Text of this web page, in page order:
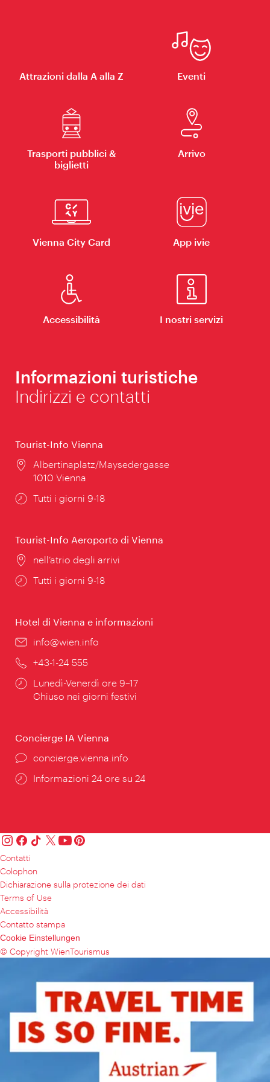
Attrazioni dalla A alla Z Eventi
Trasporti pubblici &
biglietti
Arrivo
Vienna City Card App ivie
Accessibilità I nostri servizi
Informazioni turistiche
Indirizzi e contatti
Tourist-Info Vienna
Posizione:
Albertinaplatz/Maysedergasse
1010 Vienna
Orari
Tutti i giorni 9-18
Tourist-Info Aeroporto di Vienna
Posizione:
nell’atrio degli arrivi
Orari
Tutti i giorni 9-18
Hotel di Vienna e informazioni
Email:
info@wien.info
Telefono:
+43-1-24 555
Orari
di
Lunedì-Venerdì ore 9–17
Chiuso nei giorni festivi
Concierge IA Vienna
Ort:
concierge.vienna.info
Öffnungszeiten:
Informazioni 24 ore su 24
Contatti
Colophon
Dichiarazione sulla protezione dei dati
Terms of Use
Accessibilità
Contatto stampa
Cookie Einstellungen
© Copyright WienTourismus